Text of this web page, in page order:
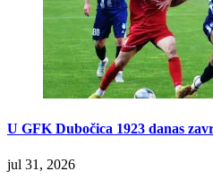
U GFK Dubočica 1923 danas
jul 31, 2026